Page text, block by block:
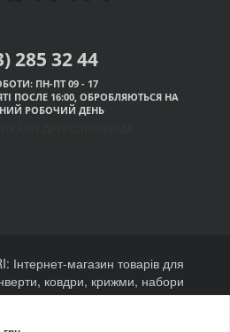
285 32 44
ПН-ПТ 09 - 17
ПОСЛЕ 16:00, ОБРОБЛЯЮТЬСЯ НА
РОБОЧИЙ ДЕНЬ
Інтернет-магазин товарів для
ковдри, крижми, набори
на виписку, одяг.